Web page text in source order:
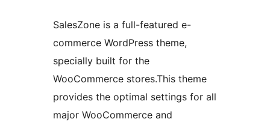
SalesZone is a full-featured e-
commerce WordPress theme,
specially built for the
WooCommerce stores.This theme
provides the optimal settings for all
major WooCommerce and